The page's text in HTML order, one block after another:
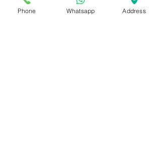
Phone Whatsapp Address